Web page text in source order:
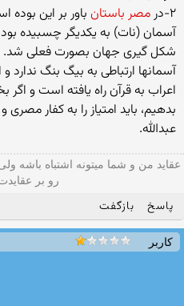
۲−در
مصر باستان باور بر این
آسمان (نات) به یکدیگر چسبیده
شکل گیری جهان بصورت فعلی شد.
آسمانها ارتباطی به بیگ بنگ ندارد
اعراب به قرآن راه یافته است و
بدهیم، باید امتیاز را به کفار
عبدالله.
عقاید من و شما میتونه اشتباه باشه
رو بر
پاسخ بازگفت
کاربر